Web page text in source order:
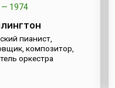
— 1974
пианист,
композитор,
оркестра